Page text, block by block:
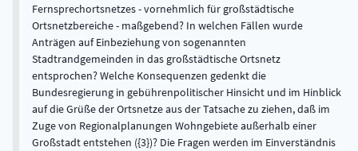
Fernsprechortsnetzes - vornehmlich für großstädtische
Ortsnetzbereiche - maßgebend? In welchen Fällen wurde
Anträgen auf Einbeziehung von sogenannten
Stadtrandgemeinden in das großstädtische Ortsnetz
entsprochen? Welche Konsequenzen gedenkt die
Bundesregierung in gebührenpolitischer Hinsicht und im Hinblick
auf die Grüße der Ortsnetze aus der Tatsache zu ziehen, daß im
Zuge von Regionalplanungen Wohngebiete außerhalb einer
Großstadt entstehen ({3})? Die Fragen werden im Einverständnis